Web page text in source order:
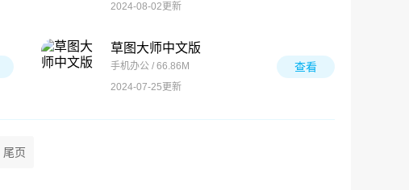
2024-08-02更新
草图大师中文版
手机办公 / 66.86M
2024-07-25更新
查看
尾页